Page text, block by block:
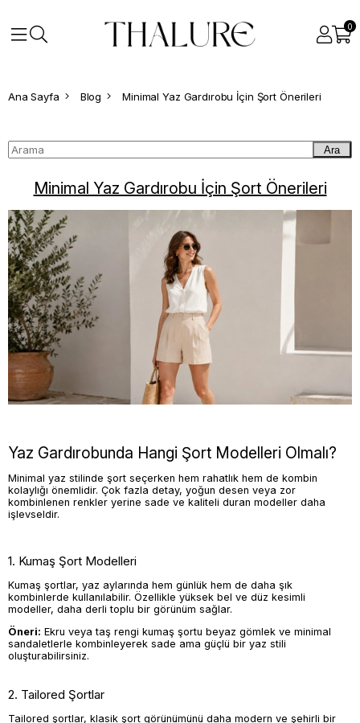
0
Ana Sayfa Blog Minimal Yaz Gardırobu İçin Şort Önerileri
Ara
Minimal Yaz Gardırobu İçin Şort Önerileri
Yaz Gardırobunda Hangi Şort Modelleri Olmalı?
Minimal yaz stilinde şort seçerken hem rahatlık hem de kombin
kolaylığı önemlidir. Çok fazla detay, yoğun desen veya zor
kombinlenen renkler yerine sade ve kaliteli duran modeller daha
işlevseldir.
1. Kumaş Şort Modelleri
Kumaş şortlar, yaz aylarında hem günlük hem de daha şık
kombinlerde kullanılabilir. Özellikle yüksek bel ve düz kesimli
modeller, daha derli toplu bir görünüm sağlar.
Öneri: Ekru veya taş rengi kumaş şortu beyaz gömlek ve minimal
sandaletlerle kombinleyerek sade ama güçlü bir yaz stili
oluşturabilirsiniz.
2. Tailored Şortlar
Tailored şortlar, klasik şort görünümünü daha modern ve şehirli bir